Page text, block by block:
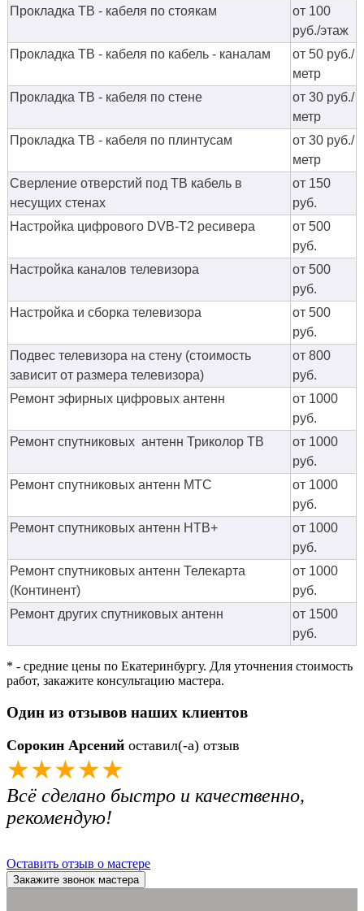
Прокладка ТВ - кабеля по стоякам
от 100
руб./этаж
Прокладка ТВ - кабеля по кабель - каналам
от 50 руб./
метр
Прокладка ТВ - кабеля по стене
от 30 руб./
метр
Прокладка ТВ - кабеля по плинтусам
от 30 руб./
метр
Сверление отверстий под ТВ кабель в
несущих стенах
от 150
руб.
Настройка цифрового DVB-T2 ресивера
от 500
руб.
Настройка каналов телевизора
от 500
руб.
Настройка и сборка телевизора
от 500
руб.
Подвес телевизора на стену (стоимость
зависит от размера телевизора)
от 800
руб.
Ремонт эфирных цифровых антенн
от 1000
руб.
Ремонт спутниковых антенн Триколор ТВ
от 1000
руб.
Ремонт спутниковых антенн МТС
от 1000
руб.
Ремонт спутниковых антенн НТВ+
от 1000
руб.
Ремонт спутниковых антенн Телекарта
(Континент)
от 1000
руб.
Ремонт других спутниковых антенн
от 1500
руб.
* - средние цены по Екатеринбургу. Для уточнения стоимость
работ, закажите консультацию мастера.
Один из отзывов наших клиентов
Сорокин Арсений оставил(-а) отзыв
★★★★★
Всё сделано быстро и качественно,
рекомендую!
Оставить отзыв о мастере
Закажите звонок мастера